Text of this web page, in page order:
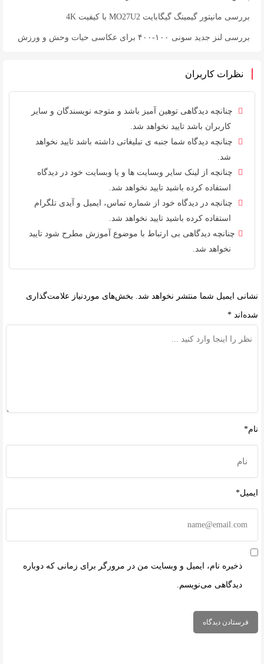
بررسی مانیتور گیمینگ گیگابایت MO27U2 با کیفیت 4K
بررسی لنز جدید سونی ۱۰۰-۴۰۰ برای عکاسی حیات وحش و ورزش
نظرات کاربران
چنانچه دیدگاهی توهین آمیز باشد و متوجه نویسندگان و سایر
کاربران باشد تایید نخواهد شد.
چنانچه دیدگاه شما جنبه ی تبلیغاتی داشته باشد تایید نخواهد
شد.
چنانچه از لینک سایر وبسایت ها و یا وبسایت خود در دیدگاه
استفاده کرده باشید تایید نخواهد شد.
چنانچه در دیدگاه خود از شماره تماس، ایمیل و آیدی تلگرام
استفاده کرده باشید تایید نخواهد شد.
چنانچه دیدگاهی بی ارتباط با موضوع آموزش مطرح شود تایید
نخواهد شد.
نشانی ایمیل شما منتشر نخواهد شد. بخش‌های موردنیاز علامت‌گذاری
شده‌اند *
نام*
ایمیل*
ذخیره نام، ایمیل و وبسایت من در مرورگر برای زمانی که دوباره
دیدگاهی می‌نویسم.